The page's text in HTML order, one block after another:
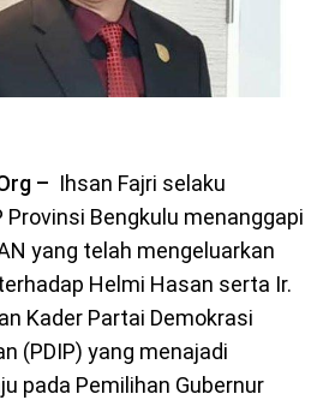
– Ihsan Fajri selaku
Provinsi Bengkulu menanggapi
yang telah mengeluarkan
Helmi Hasan serta Ir.
Kader Partai Demokrasi
(PDIP) yang menajadi
pada Pemilihan Gubernur